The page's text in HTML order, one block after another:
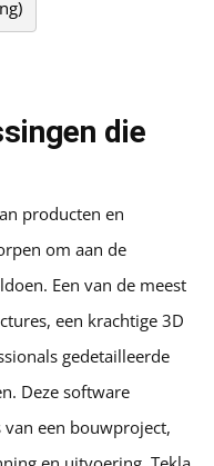
die
producten en
om aan de
Een van de meest
een krachtige 3D
gedetailleerde
Deze software
een bouwproject,